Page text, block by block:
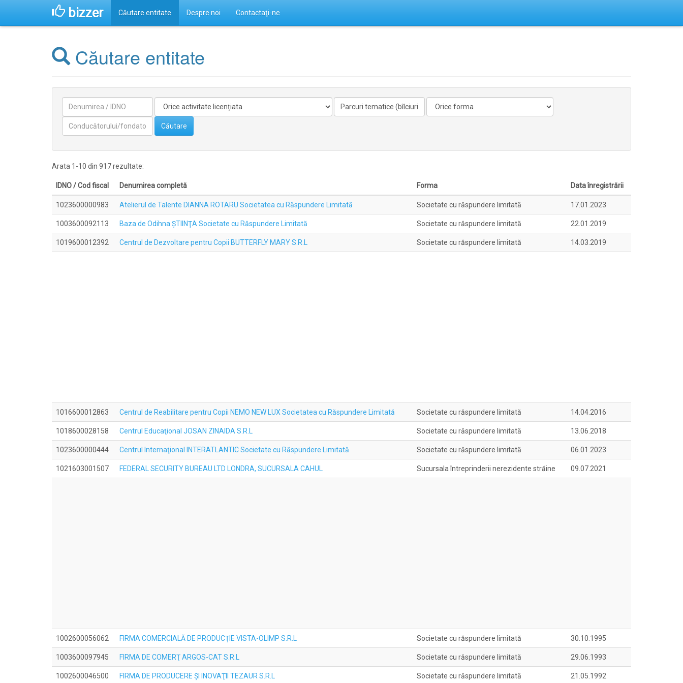
bizzer Căutare entitate Despre noi Contactaţi-ne
Căutare entitate
licentiata
nelicentiata
Căutare
Arata 1-10 din 917 rezultate:
IDNO / Cod fiscal Denumirea completă Forma Data înregistrării
1023600000983 Atelierul de Talente DIANNA ROTARU Societatea cu Răspundere Limitată Societate cu răspundere limitată 17.01.2023
1003600092113 Baza de Odihna ŞTIINŢA Societate cu Răspundere Limitată Societate cu răspundere limitată 22.01.2019
1019600012392 Centrul de Dezvoltare pentru Copii BUTTERFLY MARY S.R.L Societate cu răspundere limitată 14.03.2019
1016600012863 Centrul de Reabilitare pentru Copii NEMO NEW LUX Societatea cu Răspundere Limitată Societate cu răspundere limitată 14.04.2016
1018600028158 Centrul Educaţional JOSAN ZINAIDA S.R.L Societate cu răspundere limitată 13.06.2018
1023600000444 Centrul Internaţional INTERATLANTIC Societate cu Răspundere Limitată Societate cu răspundere limitată 06.01.2023
1021603001507 FEDERAL SECURITY BUREAU LTD LONDRA, SUCURSALA CAHUL Sucursala întreprinderii nerezidente străine 09.07.2021
1002600056062 FIRMA COMERCIALĂ DE PRODUCŢIE VISTA-OLIMP S.R.L Societate cu răspundere limitată 30.10.1995
1003600097945 FIRMA DE COMERŢ ARGOS-CAT S.R.L Societate cu răspundere limitată 29.06.1993
1002600046500 FIRMA DE PRODUCERE ŞI INOVAŢII TEZAUR S.R.L Societate cu răspundere limitată 21.05.1992